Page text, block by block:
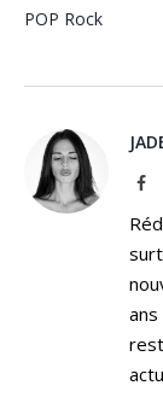
POP Rock